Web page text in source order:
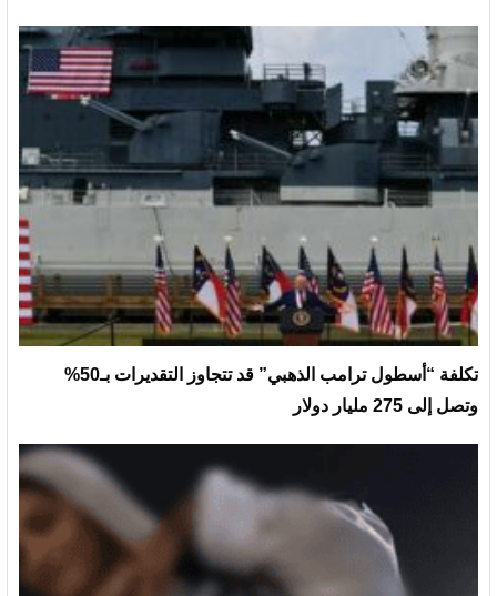
تكلفة “أسطول ترامب الذهبي” قد تتجاوز التقديرات بـ50%
وتصل إلى 275 مليار دولار